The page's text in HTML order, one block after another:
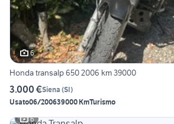
6
Honda transalp 650 2006 km 39000
3.000 €Siena (SI)
Usato06/200639000 KmTurismo
6